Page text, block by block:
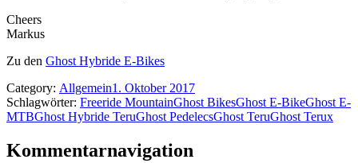
Cheers
Markus
Zu den Ghost Hybride E-Bikes
Category: Allgemein1. Oktober 2017
Schlagwörter: Freeride MountainGhost BikesGhost E-BikeGhost E-
MTBGhost Hybride TeruGhost PedelecsGhost TeruGhost Terux
Kommentarnavigation